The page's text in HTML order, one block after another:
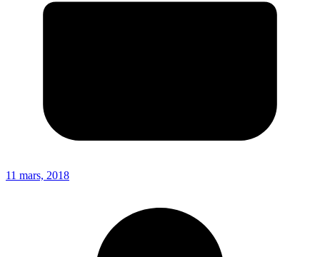
11 mars, 2018